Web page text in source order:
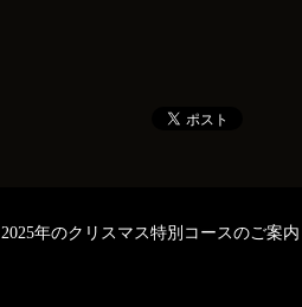
2025年のクリスマス特別コースのご案内